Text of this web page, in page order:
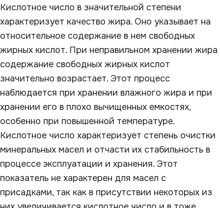
Кислотное число в значительной степени
характеризует качество жира. Оно указывает на
относительное содержание в нем свободных
жирных кислот. При неправильном хранении жира
содержание свободных жирных кислот
значительно возрастает. Этот процесс
наблюдается при хранении влажного жира и при
хранении его в плохо вычищенных емкостях,
особенно при повышенной температуре.
Кислотное число характеризует степень очистки
минеральных масел и отчасти их стабильность в
процессе эксплуатации и хранения. Этот
показатель не характерен для масел с
присадками, так как в присутствии некоторых из